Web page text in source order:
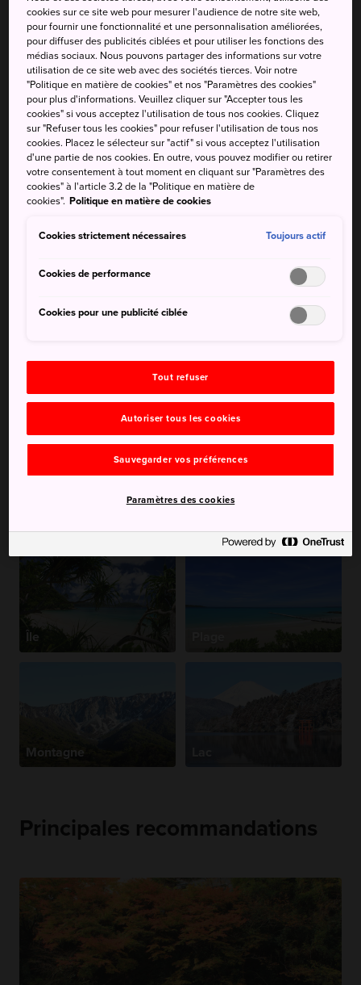
de rochers qui surplombent l'océan ou dans des
destinations de luxe en pleine montagne.
Il n'est pourtant pas nécessaire de s'éloigner de la ville
pour vous détendre. Les hôtels des grandes villes
japonaises sont souvent équipés de spas luxueux offrant
divers soins relaxants, avec vue sur le paysage urbain. Si
votre budget est limité, faites une promenade dans l'un
des superbes jardins dont Tokyo regorge, conçus
spécifiquement pour être des lieux de détente, tels que le
jardin nationalShinjuku Gyoen
au cœur de Tokyo ou
Explorer par centre d'intérêt
Île
Montagne
Principales recommandations
cookies sur ce site web pour mesurer l'audience de notre site web,
pour fournir une fonctionnalité et une personnalisation améliorées,
pour diffuser des publicités ciblées et pour utiliser les fonctions des
médias sociaux. Nous pouvons partager des informations sur votre
utilisation de ce site web avec des sociétés tierces. Voir notre
"Politique en matière de cookies" et nos "Paramètres des cookies"
pour plus d'informations. Veuillez cliquer sur "Accepter tous les
cookies" si vous acceptez l'utilisation de tous nos cookies. Cliquez
sur "Refuser tous les cookies" pour refuser l'utilisation de tous nos
cookies. Placez le sélecteur sur "actif" si vous acceptez l'utilisation
d'une partie de nos cookies. En outre, vous pouvez modifier ou retirer
votre consentement à tout moment en cliquant sur "Paramètres des
cookies" à l'article 3.2 de la "Politique en matière de
cookies". Politique en matière de cookies
Cookies strictement nécessaires Toujours actif
Cookies de performance
Cookies pour une publicité ciblée
Tout refuser
Autoriser tous les cookies
Sauvegarder vos préférences
Paramètres des cookies